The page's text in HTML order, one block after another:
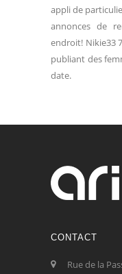
appli de
annonces de
endroit! Nikie33
publiant des
date.
CONTACT
Rue de la